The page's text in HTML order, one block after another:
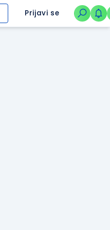
Prijavi se